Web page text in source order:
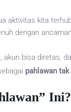
aktivitas kita
dengan
akun bisa diretas,
pahlawan